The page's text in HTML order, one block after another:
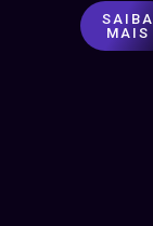
SAIBA
MAIS